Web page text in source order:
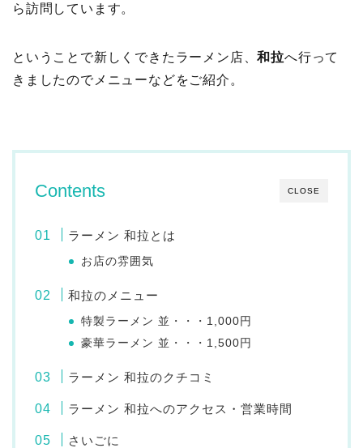
ら訪問しています。
ということで新しくできたラーメン店、和拉へ行って
きましたのでメニューなどをご紹介。
CLOSE
Contents
ラーメン 和拉とは
お店の雰囲気
和拉のメニュー
特製ラーメン 並・・・1,000円
豪華ラーメン 並・・・1,500円
ラーメン 和拉のクチコミ
ラーメン 和拉へのアクセス・営業時間
さいごに